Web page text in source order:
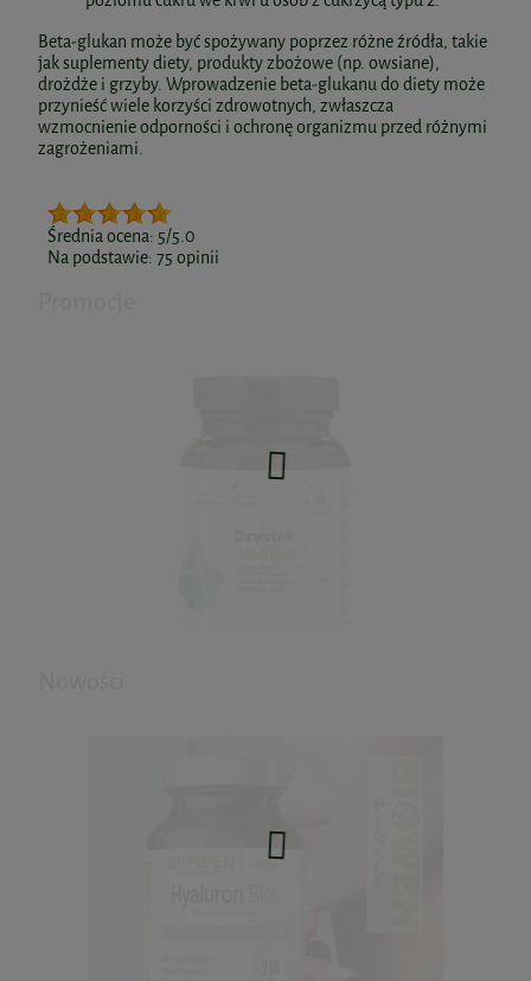
Beta-glukan może być spożywany poprzez różne źródła, takie
jak suplementy diety, produkty zbożowe (np. owsiane),
drożdże i grzyby. Wprowadzenie beta-glukanu do diety może
przynieść wiele korzyści zdrowotnych, zwłaszcza
wzmocnienie odporności i ochronę organizmu przed różnymi
zagrożeniami.
Średnia ocena: 5/5.0
Na podstawie: 75 opinii
Cena regularna:
Najniższa cena: